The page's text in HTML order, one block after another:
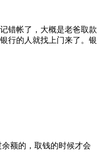
错帐了，大概是老爸取款
行的人就找上门来了。银
额的，取钱的时候才会